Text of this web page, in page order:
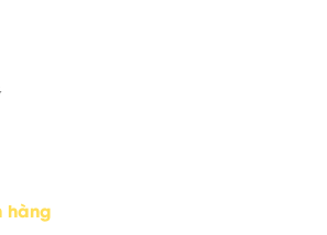
hàng